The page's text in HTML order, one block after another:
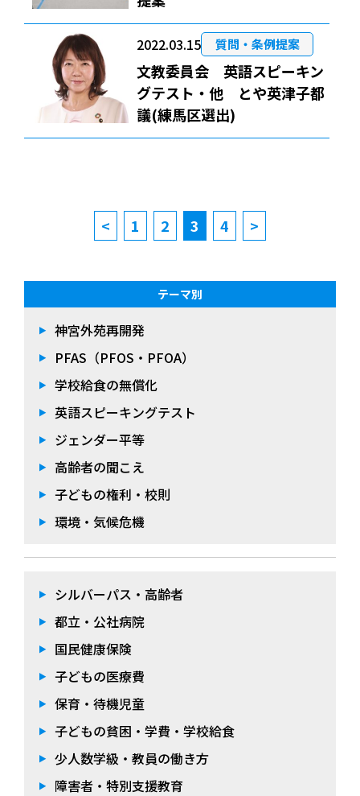
2022.03.15 質問・条例提案
文教委員会 英語スピーキン
グテスト・他 とや英津子都
議(練馬区選出)
< 1 2 3 4 >
テーマ別
神宮外苑再開発
PFAS（PFOS・PFOA）
学校給食の無償化
英語スピーキングテスト
ジェンダー平等
高齢者の聞こえ
子どもの権利・校則
環境・気候危機
シルバーパス・高齢者
都立・公社病院
国民健康保険
子どもの医療費
保育・待機児童
子どもの貧困・学費・学校給食
少人数学級・教員の働き方
障害者・特別支援教育